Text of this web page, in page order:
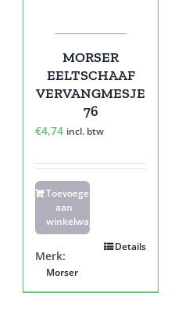
MORSER
EELTSCHAAF
VERVANGMESJE
76
€4,74 incl. btw
Toevoegen
aan
winkelwagen
Details
Merk:
Morser